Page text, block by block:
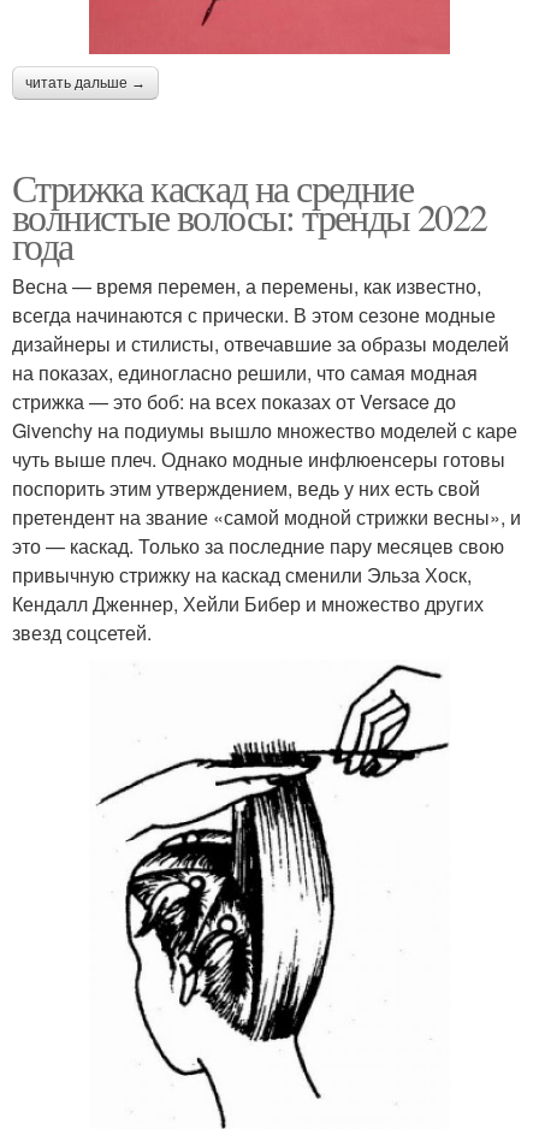
читать дальше →
Стрижка каскад на средние
волнистые волосы: тренды 2022
года
Весна — время перемен, а перемены, как известно,
всегда начинаются с прически. В этом сезоне модные
дизайнеры и стилисты, отвечавшие за образы моделей
на показах, единогласно решили, что самая модная
стрижка — это боб: на всех показах от Versace до
Givenchy на подиумы вышло множество моделей с каре
чуть выше плеч. Однако модные инфлюенсеры готовы
поспорить этим утверждением, ведь у них есть свой
претендент на звание «самой модной стрижки весны», и
это — каскад. Только за последние пару месяцев свою
привычную стрижку на каскад сменили Эльза Хоск,
Кендалл Дженнер, Хейли Бибер и множество других
звезд соцсетей.